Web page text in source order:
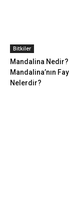
Bitkiler
Mandalina Nedir?
Mandalina’nın
Nelerdir?